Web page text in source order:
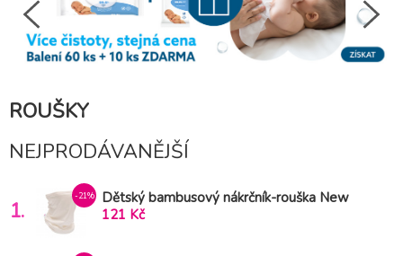
ROUŠKY
NEJPRODÁVANĚJŠÍ
1.
-21%
Dětský bambusový nákrčník-rouška New
Baby 5-10 let
121 Kč